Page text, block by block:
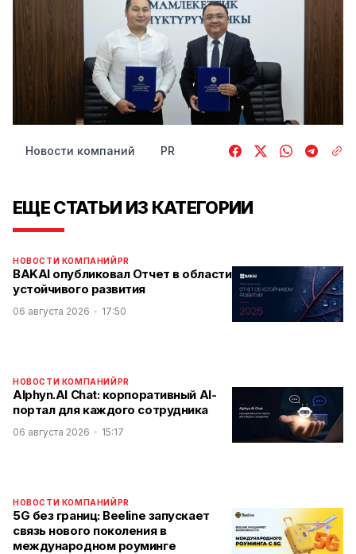
Новости компаний PR
ЕЩЕ СТАТЬИ ИЗ КАТЕГОРИИ
НОВОСТИ КОМПАНИЙPR
BAKAI опубликовал Отчет в области
устойчивого развития
06 августа 2026 17:50
НОВОСТИ КОМПАНИЙPR
Alphyn.AI Chat: корпоративный AI-
портал для каждого сотрудника
06 августа 2026 15:17
НОВОСТИ КОМПАНИЙPR
5G без границ: Beeline запускает
связь нового поколения в
международном роуминге